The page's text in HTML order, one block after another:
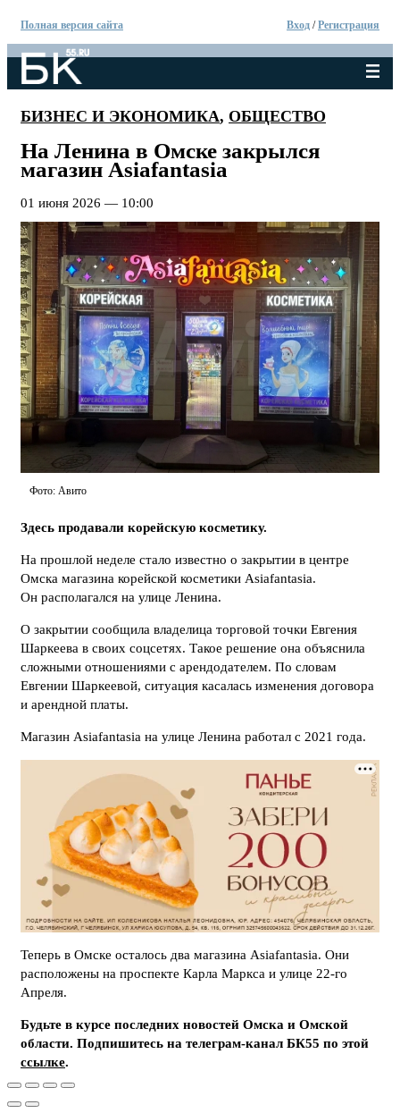
Полная версия сайта Вход /Регистрация
БИЗНЕС И ЭКОНОМИКА, ОБЩЕСТВО
На Ленина в Омске закрылся
магазин Asiafantasia
01 июня 2026 — 10:00
Фото: Авито
Здесь продавали корейскую косметику.
На прошлой неделе стало известно о закрытии в центре
Омска магазина корейской косметики Asiafantasia.
Он располагался на улице Ленина.
О закрытии сообщила владелица торговой точки Евгения
Шаркеева в своих соцсетях. Такое решение она объяснила
сложными отношениями с арендодателем. По словам
Евгении Шаркеевой, ситуация касалась изменения договора
и арендной платы.
Магазин Asiafantasia на улице Ленина работал с 2021 года.
Теперь в Омске осталось два магазина Asiafantasia. Они
расположены на проспекте Карла Маркса и улице 22-го
Апреля.
Будьте в курсе последних новостей Омска и Омской
области. Подпишитесь на телеграм-канал БК55 по этой
ссылке.